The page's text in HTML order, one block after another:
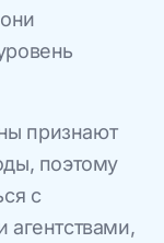
признают
поэтому
с
агентствами,